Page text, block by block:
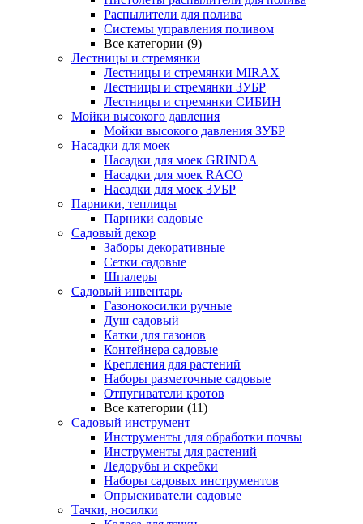
Распылители для полива
Системы управления поливом
Все категории (9)
Лестницы и стремянки
Лестницы и стремянки MIRAX
Лестницы и стремянки ЗУБР
Лестницы и стремянки СИБИН
Мойки высокого давления
Мойки высокого давления ЗУБР
Насадки для моек
Насадки для моек GRINDA
Насадки для моек RACO
Насадки для моек ЗУБР
Парники, теплицы
Парники садовые
Садовый декор
Заборы декоративные
Сетки садовые
Шпалеры
Садовый инвентарь
Газонокосилки ручные
Душ садовый
Катки для газонов
Контейнера садовые
Крепления для растений
Наборы разметочные садовые
Отпугиватели кротов
Все категории (11)
Садовый инструмент
Инструменты для обработки почвы
Инструменты для растений
Ледорубы и скребки
Наборы садовых инструментов
Опрыскиватели садовые
Тачки, носилки